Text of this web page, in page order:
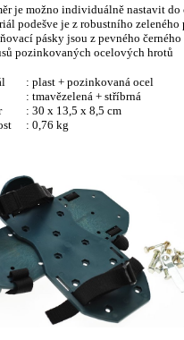
je možno individuálně nastavit do
podešve je z robustního zeleného
pásky jsou z pevného
pozinkovaných ocelových hrotů
: plast + pozinkovaná ocel
: tmavězelená + stříbrná
: 30 x 13,5 x 8,5 cm
: 0,76 kg